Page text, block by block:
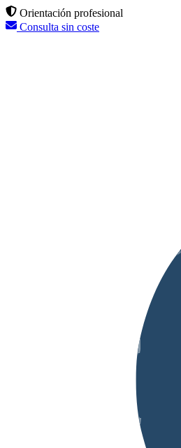
Orientación profesional
Consulta sin coste